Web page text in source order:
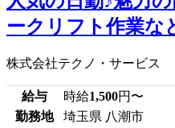
ークリフト作業な
株式会社テクノ・サービス
給与 時給1,500円〜
勤務地
埼玉県 八潮市